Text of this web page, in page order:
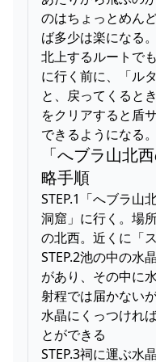
のはちょっとめん
ば多少は楽になる
北上するルートで
に行く前に、「ル
と、戻ってくると
をクリアすると盾
できるようになる。
「へブラ山北
略手順
STEP.1「へブラ山
洞窟」に行く。場
の北西。近くに「
STEP.2池の中の水
があり、その中に
射程では届かない
水晶にくっつけれ
とができる
STEP.3祠に運ぶ水